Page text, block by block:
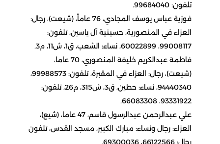
تلفون: 99684040.
فوزية عباس يوسف المجادي، 76 عاماً، (شيعت)، رجال:
العزاء في المنصورية، حسينية آل ياسين، تلفون:
99008117، 60022899، نساء: الشعب، ق1، ش11، م3.
فاطمة عبدالكريم خليفة المنصوري، 70 عاما،
(شيعت)، رجال: العزاء في المقبرة، تلفون: 99988573،
94440340، نساء: حطين، ق3، ش315، م26، تلفون:
93331922، 66083308.
علي عبدالرحمن عبدالرسول قاسم، 47 عاما، (شيع)،
العزاء: رجال ونساء: مبارك الكبير، مسجد القدس، تلفون